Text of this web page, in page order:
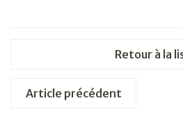
Retour à la
Article précédent